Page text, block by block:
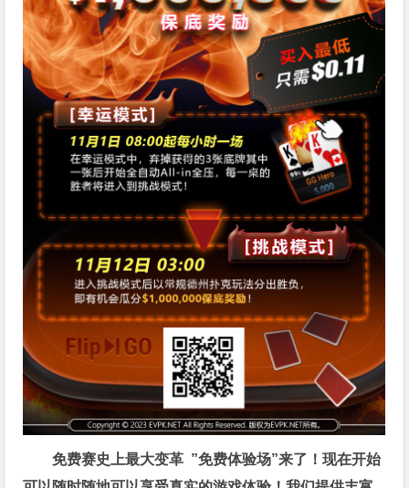
免费赛史上最大变革 ”免费体验场”来了！现在开始